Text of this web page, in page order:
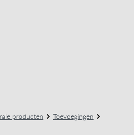
producten
Toevoegingen